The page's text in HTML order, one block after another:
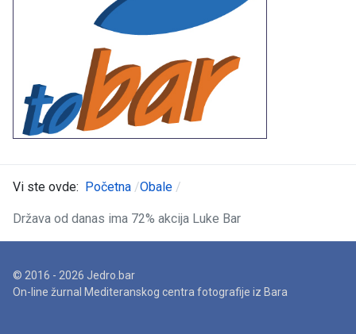
Vi ste ovde: Početna Obale
Država od danas ima 72% akcija Luke Bar
© 2016 - 2026 Jedro.bar
On-line žurnal Mediteranskog centra fotografije iz Bara